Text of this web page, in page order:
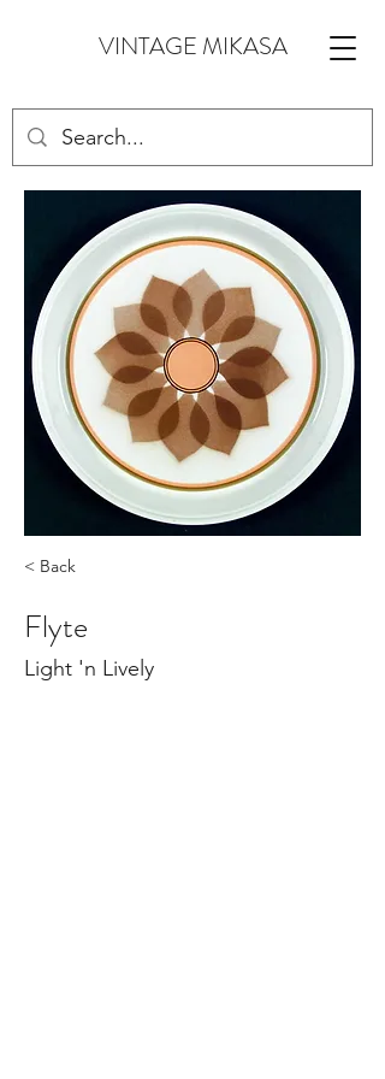
VINTAGE MIKASA
< Back
Flyte
Light 'n Lively